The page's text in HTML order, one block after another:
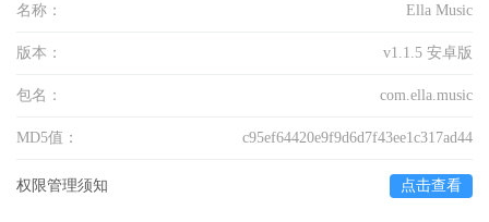
名称： Ella Music
版本： v1.1.5 安卓版
包名： com.ella.music
MD5值： c95ef64420e9f9d6d7f43ee1c317ad44
权限管理须知 点击查看